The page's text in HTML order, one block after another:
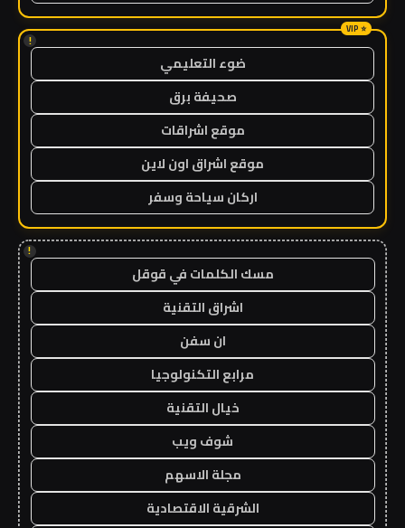
!
ضوء التعليمي
صحيفة برق
موقع اشراقات
موقع اشراق اون لاين
اركان سياحة وسفر
!
مسك الكلمات في قوقل
اشراق التقنية
ان سفن
مرابع التكنولوجيا
خيال التقنية
شوف ويب
مجلة الاسهم
الشرقية الاقتصادية